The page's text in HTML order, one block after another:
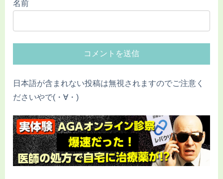
名前
日本語が含まれない投稿は無視されますのでご注意く
ださいやで(・∀・)